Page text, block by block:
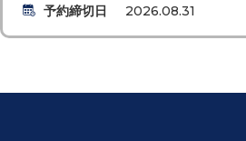
予約締切日
2026.08.31